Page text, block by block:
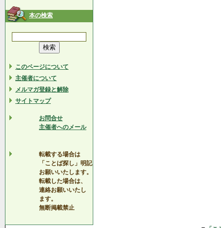
本の検索
このページについて
主催者について
メルマガ登録と解除
サイトマップ
お問合せ
主催者へのメール
転載する場合は
「ことば探し」明記
お願いいたします。
転載した場合は、
連絡お願いいたし
ます。
無断掲載禁止